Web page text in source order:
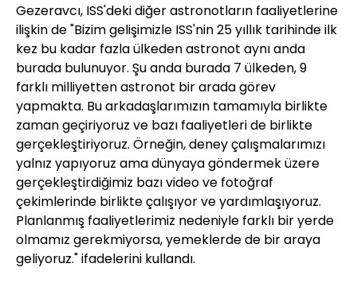
Gezeravcı, ISS'deki diğer astronotların faaliyetlerine
ilişkin de "Bizim gelişimizle ISS'nin 25 yıllık tarihinde ilk
kez bu kadar fazla ülkeden astronot aynı anda
burada bulunuyor. Şu anda burada 7 ülkeden, 9
farklı milliyetten astronot bir arada görev
yapmakta. Bu arkadaşlarımızın tamamıyla birlikte
zaman geçiriyoruz ve bazı faaliyetleri de birlikte
gerçekleştiriyoruz. Örneğin, deney çalışmalarımızı
yalnız yapıyoruz ama dünyaya göndermek üzere
gerçekleştirdiğimiz bazı video ve fotoğraf
çekimlerinde birlikte çalışıyor ve yardımlaşıyoruz.
Planlanmış faaliyetlerimiz nedeniyle farklı bir yerde
olmamız gerekmiyorsa, yemeklerde de bir araya
geliyoruz." ifadelerini kullandı.